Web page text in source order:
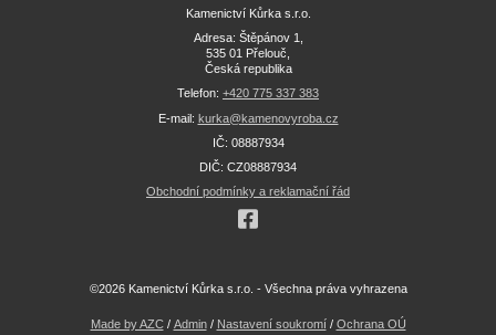
Kamenictví Kůrka s.r.o.
Adresa: Štěpánov 1,
535 01 Přelouč,
Česká republika
Telefon: +420 775 337 383
E-mail: kurka@kamenovyroba.cz
IČ: 08887934
DIČ: CZ08887934
Obchodní podmínky a reklamační řád
©2026 Kamenictví Kůrka s.r.o. - Všechna práva vyhrazena
Made by AZC/ Admin/ Nastavení soukromí/ Ochrana OÚ